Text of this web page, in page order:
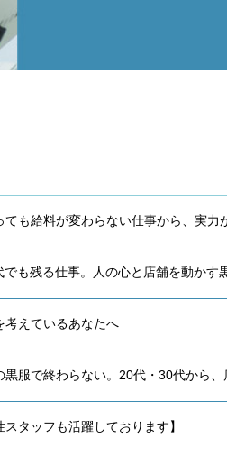
ても給料が変わらない仕事から、実力
でも残る仕事。人の心と店舗を動かす
考えているあなたへ
黒服で終わらない。20代・30代から、
スタッフも活躍しております】